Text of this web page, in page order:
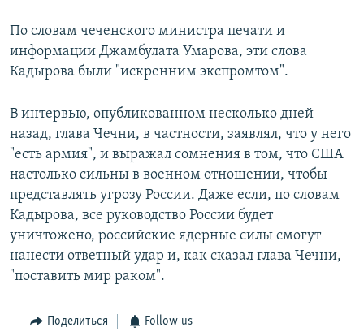
По словам чеченского министра печати и
информации Джамбулата Умарова, эти слова
Кадырова были "искренним экспромтом".
В интервью, опубликованном несколько дней
назад, глава Чечни, в частности, заявлял, что у него
"есть армия", и выражал сомнения в том, что США
настолько сильны в военном отношении, чтобы
представлять угрозу России. Даже если, по словам
Кадырова, все руководство России будет
уничтожено, российские ядерные силы смогут
нанести ответный удар и, как сказал глава Чечни,
"поставить мир раком".
Поделиться Follow us